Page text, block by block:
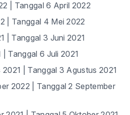
| Tanggal 6 April 2022
| Tanggal 4 Mei 2022
| Tanggal 3 Juni 2021
| Tanggal 6 Juli 2021
| Tanggal 3 Agustus 2021
2022 | Tanggal 2 September